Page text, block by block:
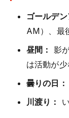
ゴールデン
AM）、最
昼間： 影
は活動が
曇りの日：
川渡り：